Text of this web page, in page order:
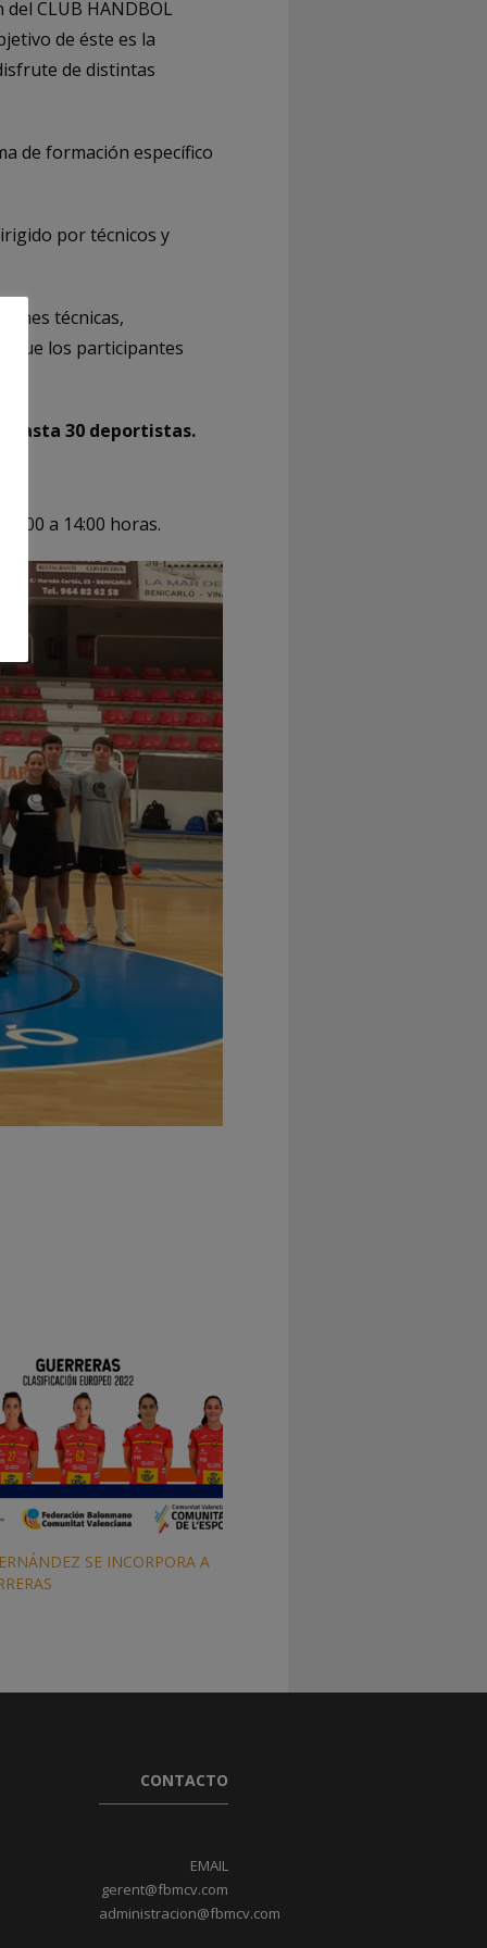
del CLUB HANDBOL
de éste es la
de distintas
de formación específico
por técnicos y
técnicas,
que los participantes
hasta 30 deportistas.
a 14:00 horas.
SE INCORPORA A
CONTACTO
EMAIL
gerent@fbmcv.com
administracion@fbmcv.com